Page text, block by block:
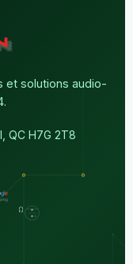
et solutions audio-
QC H7G 2T8